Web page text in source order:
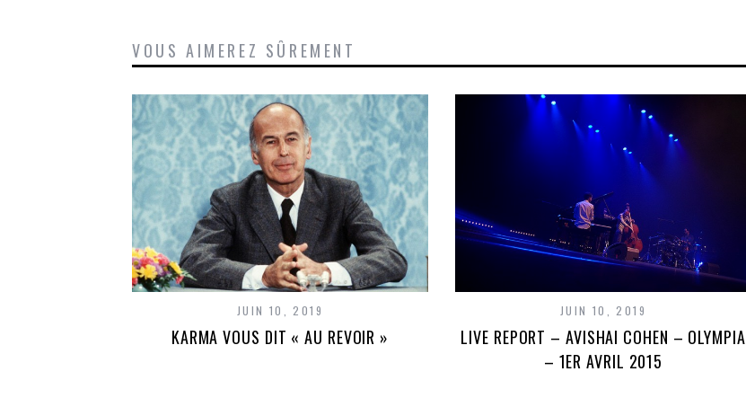
VOUS AIMEREZ SÛREMENT
JUIN 10, 2019
KARMA VOUS DIT « AU REVOIR »
JUIN 10, 2019
LIVE REPORT – AVISHAI COHEN – OLYMPIA
– 1ER AVRIL 2015